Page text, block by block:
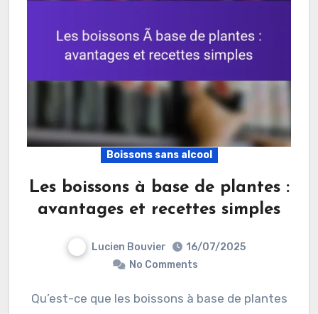
Boissons sans alcool
Les boissons à base de plantes :
avantages et recettes simples
Lucien Bouvier
16/07/2025
No Comments
Qu’est-ce que les boissons à base de plantes